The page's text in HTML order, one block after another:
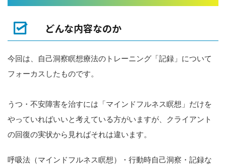
どんな内容なのか
今回は、自己洞察瞑想療法のトレーニング「記録」について
フォーカスしたものです。
うつ・不安障害を治すには「マインドフルネス瞑想」だけを
やっていればいいと考えている方がいますが、クライアント
の回復の実状から見ればそれは違います。
呼吸法（マインドフルネス瞑想）・行動時自己洞察・記録な